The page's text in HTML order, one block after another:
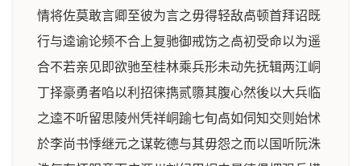
情将佐莫敢言卿至彼为言之毋得轻敌卨顿首拜诏既
行与逵谕论频不合上复驰御戒饬之卨初受命以为遥
合不若亲见即欲驰至桂林乘兵形未动先抚辑两江峒
丁择豪勇者啗以利招徕擕贰隳其腹心然後以大兵临
之逵不听留思陵州凭祥峒踰七旬卨如伺知交则始怵
於李尚书悸继元之谋乾德与其毋怨之而以国听阮洙